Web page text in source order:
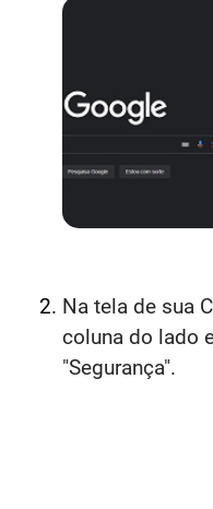
Na tela de sua
coluna do lado
"Segurança".